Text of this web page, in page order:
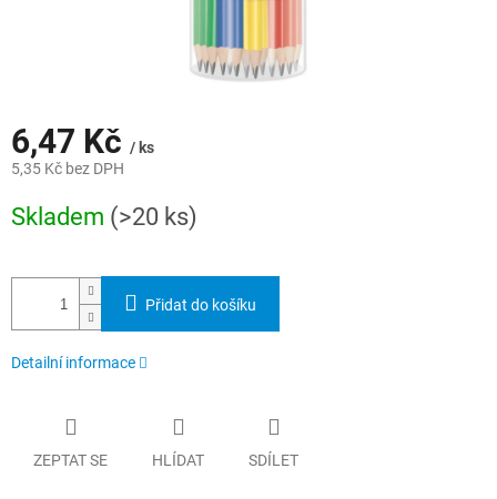
6,47 Kč / ks
5,35 Kč bez DPH
cena:
Skladem (>20 ks)
Přidat do košíku
Detailní informace
ZEPTAT SE HLÍDAT SDÍLET